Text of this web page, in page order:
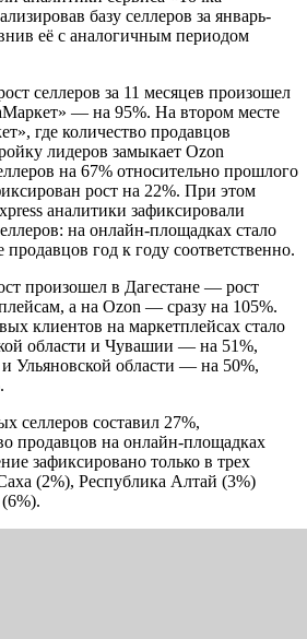
базу селлеров за январь-
её с аналогичным периодом
селлеров за 11 месяцев произошел
— на 95%. На втором месте
где количество продавцов
лидеров замыкает Ozon
на 67% относительно прошлого
рост на 22%. При этом
аналитики зафиксировали
на онлайн-площадках стало
год к году соответственно.
произошел в Дагестане — рост
а на Ozon — сразу на 105%.
клиентов на маркетплейсах стало
области и Чувашии — на 51%,
Ульяновской области — на 50%,
селлеров составил 27%,
продавцов на онлайн-площадках
зафиксировано только в трех
(2%), Республика Алтай (3%)